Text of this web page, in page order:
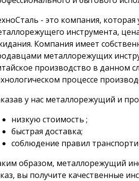
- это компания,
инструмента,
Компания имеет
металлорежущих
производство в данном
процессе
у нас металлорежущий и
низкую стоимость ;
быстрая доставка;
соблюдение правил
образом, металлорежущий
вы получите качественные